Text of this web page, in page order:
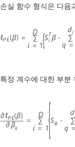
손실 함수 형식은 다음
특정 계수에 대한 부분